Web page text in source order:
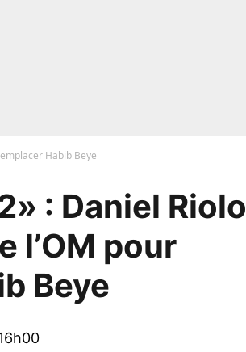
Habib Beye
: Daniel Riolo
l’OM pour
Beye